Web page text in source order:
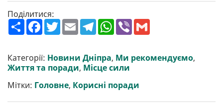
Поділитися:
П
о
р
и
т
F
a
b
o
o
T
w
t
e
r
E
m
l
T
e
g
r
a
W
h
s
A
p
V
r l
Категорії: Новини Дніпра, Ми рекомендуємо,
Життя та поради, Місце сили
Мітки: Головне, Корисні поради